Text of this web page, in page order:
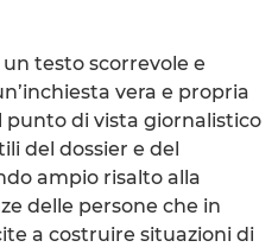
testo scorrevole e
vera e propria
punto di vista giornalistico
del dossier e del
ampio risalto alla
delle persone che in
a costruire situazioni di